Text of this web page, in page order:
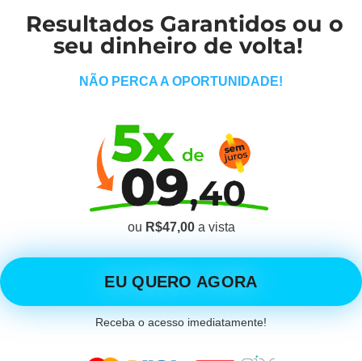
Resultados Garantidos ou o
seu dinheiro de volta!
NÃO PERCA A OPORTUNIDADE!
ou R$47,00a vista
EU QUERO AGORA
Receba o acesso imediatamente!